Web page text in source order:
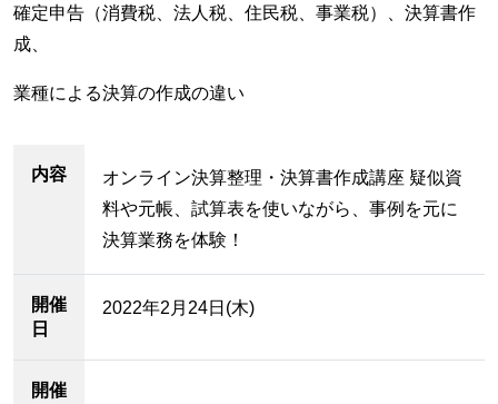
確定申告（消費税、法人税、住民税、事業税）、決算書作
成、
業種による決算の作成の違い
内容
オンライン決算整理・決算書作成講座 疑似資
料や元帳、試算表を使いながら、事例を元に
決算業務を体験！
開催
日
2022年2月24日(木)
開催